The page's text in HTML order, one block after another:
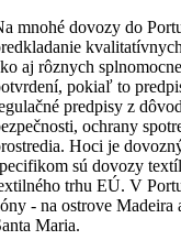
mnohé dovozy do
aj rôznych
pokiaľ to
predpisy z
ochrany
Hoci je
sú dovozy
trhu EÚ. V
- na ostrove Madeira
Maria.